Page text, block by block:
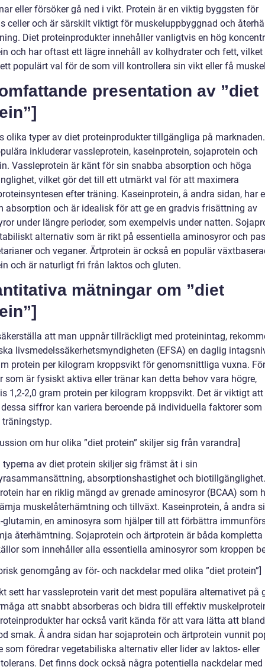
eller försöker gå ned i vikt. Protein är en viktig byggsten för
celler och är särskilt viktigt för muskeluppbyggnad och
Diet proteinprodukter innehåller vanligtvis en hög
och har oftast ett lägre innehåll av kolhydrater och fett, vilket
populärt val för de som vill kontrollera sin vikt eller få
presentation av ”diet
olika typer av diet proteinprodukter tillgängliga på
inkluderar vassleprotein, kaseinprotein, sojaprotein och
Vassleprotein är känt för sin snabba absorption och höga
vilket gör det till ett utmärkt val för att maximera
efter träning. Kaseinprotein, å andra sidan, har
absorption och är idealisk för att ge en gradvis frisättning av
under längre perioder, som exempelvis under natten.
alternativ som är rikt på essentiella aminosyror och
och veganer. Ärtprotein är också en populär
och är naturligt fri från laktos och gluten.
mätningar om ”diet
att man uppnår tillräckligt med proteinintag,
livsmedelssäkerhetsmyndigheten (EFSA) en daglig
protein per kilogram kroppsvikt för genomsnittliga vuxna. För
som är fysiskt aktiva eller tränar kan detta behov vara högre,
1,2-2,0 gram protein per kilogram kroppsvikt. Det är viktigt
siffror kan variera beroende på individuella faktorer som
träningstyp.
om hur olika ”diet protein” skiljer sig från varandra]
typerna av diet protein skiljer sig främst åt i sin
absorptionshastighet och biotillgänglighet.
har en riklig mängd av grenade aminosyror (BCAA) som
muskelåterhämtning och tillväxt. Kaseinprotein, å andra
glutamin, en aminosyra som hjälper till att förbättra
återhämtning. Sojaprotein och ärtprotein är båda kompletta
som innehåller alla essentiella aminosyror som kroppen
genomgång av för- och nackdelar med olika ”diet protein”]
sett har vassleprotein varit det mest populära alternativet på
att snabbt absorberas och bidra till effektiv
har också varit kända för att vara lätta att
smak. Å andra sidan har sojaprotein och ärtprotein vunnit
som föredrar vegetabiliska alternativ eller lider av laktos- eller
Det finns dock också några potentiella nackdelar med